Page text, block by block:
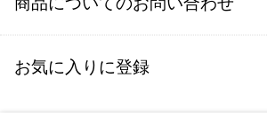
お気に入りに登録